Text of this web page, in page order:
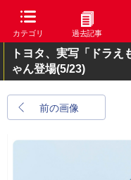
カテゴリ 過去記事
トヨタ、実写「ドラ
ゃん登場(5/23)
前の画像